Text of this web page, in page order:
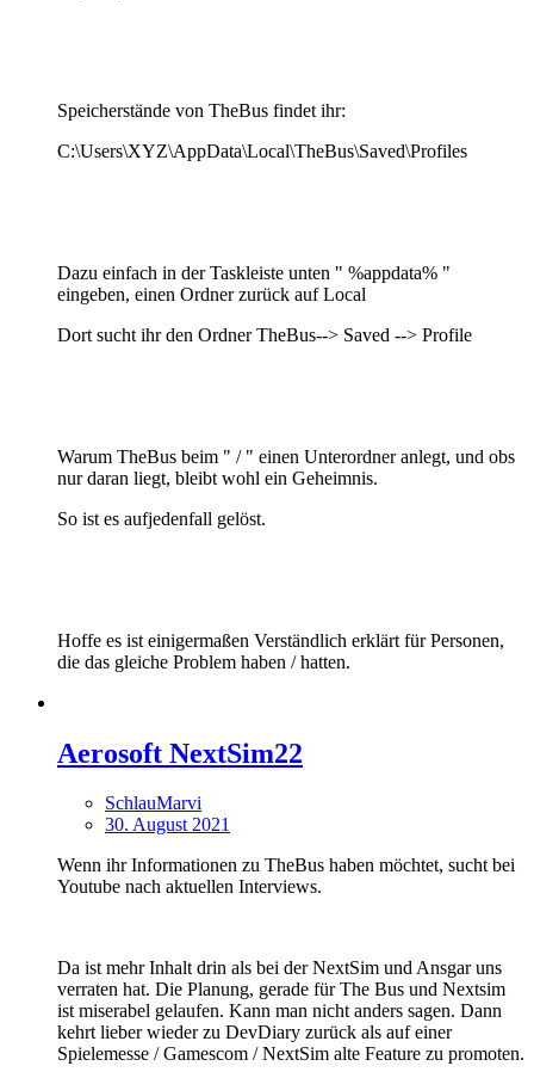
Speicherstände von TheBus findet ihr:
C:\Users\XYZ\AppData\Local\TheBus\Saved\Profiles
Dazu einfach in der Taskleiste unten " %appdata% "
eingeben, einen Ordner zurück auf Local
Dort sucht ihr den Ordner TheBus--> Saved --> Profile
Warum TheBus beim " / " einen Unterordner anlegt, und obs
nur daran liegt, bleibt wohl ein Geheimnis.
So ist es aufjedenfall gelöst.
Hoffe es ist einigermaßen Verständlich erklärt für Personen,
die das gleiche Problem haben / hatten.
Aerosoft NextSim22
SchlauMarvi
30. August 2021
Wenn ihr Informationen zu TheBus haben möchtet, sucht bei
Youtube nach aktuellen Interviews.
Da ist mehr Inhalt drin als bei der NextSim und Ansgar uns
verraten hat. Die Planung, gerade für The Bus und Nextsim
ist miserabel gelaufen. Kann man nicht anders sagen. Dann
kehrt lieber wieder zu DevDiary zurück als auf einer
Spielemesse / Gamescom / NextSim alte Feature zu promoten.